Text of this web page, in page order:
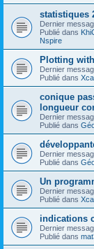
statistiques
Dernier
Publié dans
Nspire
Plotting
Dernier
Publié dans
conique
longueur
Dernier
Publié dans
Dernier
Publié dans
Un
Dernier
Publié dans
indications
Dernier
Publié dans